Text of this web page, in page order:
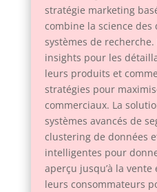
stratégie marketing
combine la science des
systèmes de
insights pour les
leurs produits et
stratégies pour
commerciaux. La
systèmes avancés de
clustering de données
intelligentes pour
aperçu jusqu’à la
leurs consommateurs